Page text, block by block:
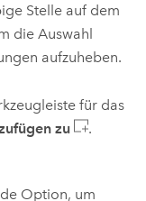
Stelle auf dem
die Auswahl
aufzuheben.
für das
zu .
Option, um